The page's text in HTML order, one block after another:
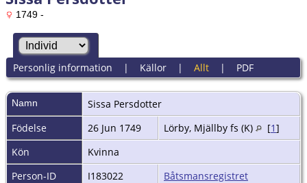
1749 -
Personlig information | Källor| Allt| PDF
Namn Sissa Persdotter
Födelse
26 Jun 1749 Lörby, Mjällby fs (K) [1]
Kön
Kvinna
Person-ID
I183022
Båtsmansregistret